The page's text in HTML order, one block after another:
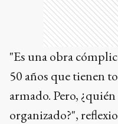
"Es una obra
50 años que tienen
armado. Pero,
organizado?",